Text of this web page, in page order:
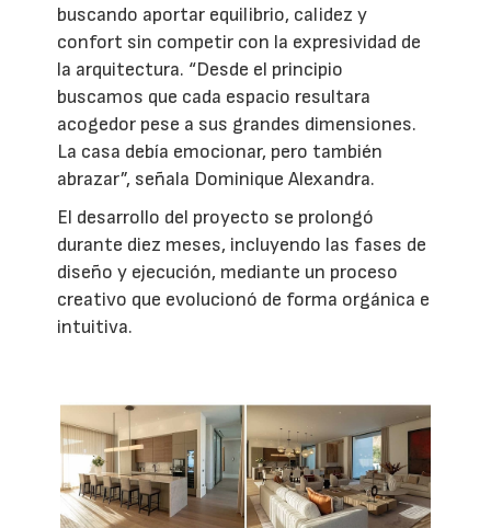
buscando aportar equilibrio, calidez y
confort sin competir con la expresividad de
la arquitectura. “Desde el principio
buscamos que cada espacio resultara
acogedor pese a sus grandes dimensiones.
La casa debía emocionar, pero también
abrazar”, señala Dominique Alexandra.
El desarrollo del proyecto se prolongó
durante diez meses, incluyendo las fases de
diseño y ejecución, mediante un proceso
creativo que evolucionó de forma orgánica e
intuitiva.